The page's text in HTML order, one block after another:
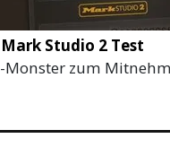
Studio 2 Test
Monster zum